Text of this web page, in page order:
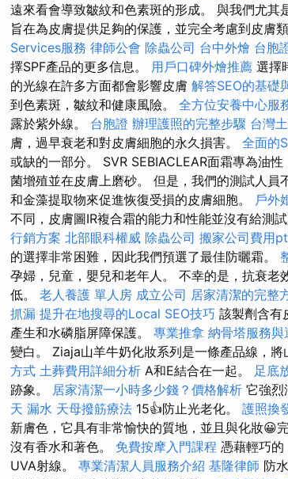
遠來看會導致皺紋和色素斑的形成。 與我們尤
旨在為皮膚提供足夠的保護，並完全考慮到皮膚
Services服務 律師公會 除蟲公司 台中外燴 台胞
擇SPF產品的更多信息。 用戶口碑外燴推薦 選擇
的光線在許多方面都會影響皮膚 解答SEO的基礎
到色素斑，皺紋和健康風險。 全方位安養中心服
露於紫外線。 台胞證 辦理護照的完整步驟 台灣
膚，過早衰老和對皮膚細胞的永久損害。 全面的
或缺的一部分。 SVR SEBIACLEAR面霜專為油
菌增殖並在皮膚上磨砂。 但是，我們的測試人
和金藻提取物來促進恢復受損的皮膚細胞。 戶外
不同，皮膚圖IR複合霜的能力和性能並沒有給測
行銷方案 北部眼科權威 除蟲公司 搬家公司費用
的選擇非常困難，因此我們預選了最佳防曬霜。
孕婦，兒童，嬰兒和老年人。 不幸的是，抗衰
低。 老人養護 單人房 成立公司 居家清潔的完整
抓漏 提升在地搜尋的Local SEO技巧 該製劑含有
產生和水磷脂屏障保護。 專業推拿 納骨塔服務與
變白。 Ziaja山羊牛奶化妝系列是一條產品線，
方式 土葬費用詳細分析 A和E結合在一起。 足底
跡象。 居家清潔一小時多少錢？價格解析 它強烈
天 漏水 天母撥筋療法 15👍防止光老化。 護照換
新膚色，它具有非常愉快的質地，並且與化妝😀
沒有香水和著色。 免費按摩入門課程 憑藉輕巧
UVA射線。 專業清潔人員服務介紹 基隆律師 防